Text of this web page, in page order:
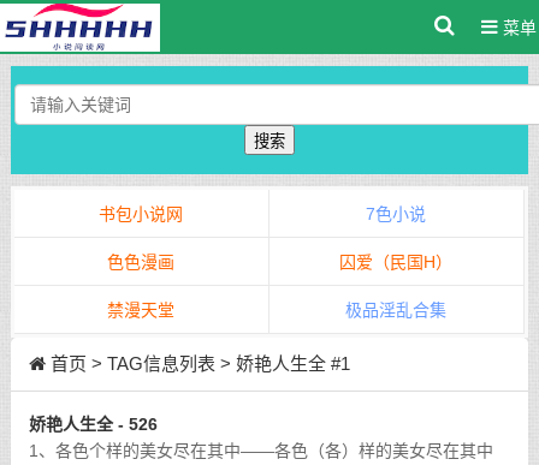
菜单
搜索
书包小说网 7色小说
色色漫画 囚爱（民国H）
禁漫天堂 极品淫乱合集
首页 > TAG信息列表 > 娇艳人生全 #1
娇艳人生全 - 526
1、各色个样的美女尽在其中——各色（各）样的美女尽在其中